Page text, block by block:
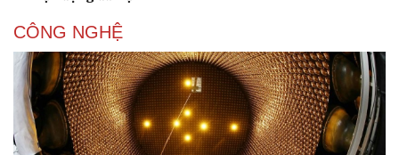
Doanh nghiệp
Thông tin doanh nghiệp
Doanh nghiệp 24h
Doanh nhân
Công nghệ
Sành điệu
Tin Công nghệ
Trải nghiệm
CÔNG NGHỆ